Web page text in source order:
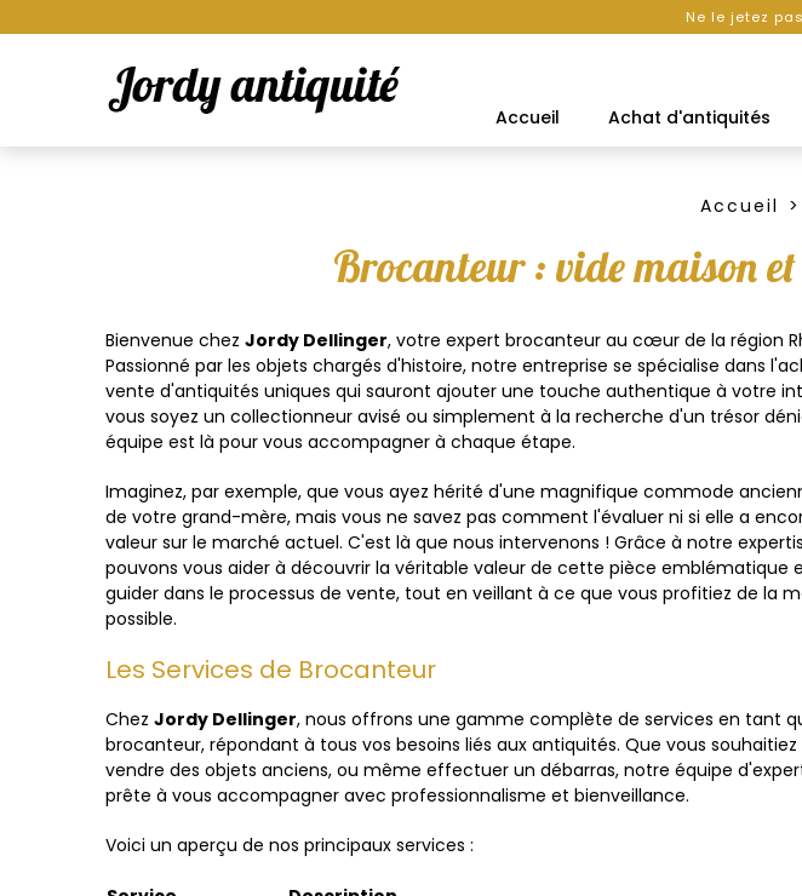
Ne le jetez
Accueil Achat d'antiquités
Accueil
Brocanteur : vide maison
Bienvenue chez Jordy Dellinger, votre expert brocanteur au cœur de la région
Passionné par les objets chargés d'histoire, notre entreprise se spécialise dans
vente d'antiquités uniques qui sauront ajouter une touche authentique à votre
vous soyez un collectionneur avisé ou simplement à la recherche d'un trésor
équipe est là pour vous accompagner à chaque étape.
Imaginez, par exemple, que vous ayez hérité d'une magnifique commode
de votre grand-mère, mais vous ne savez pas comment l'évaluer ni si elle a
valeur sur le marché actuel. C'est là que nous intervenons ! Grâce à notre
pouvons vous aider à découvrir la véritable valeur de cette pièce emblématique
guider dans le processus de vente, tout en veillant à ce que vous profitiez de la
possible.
Les Services de Brocanteur
Chez Jordy Dellinger, nous offrons une gamme complète de services en tant
brocanteur, répondant à tous vos besoins liés aux antiquités. Que vous
vendre des objets anciens, ou même effectuer un débarras, notre équipe
prête à vous accompagner avec professionnalisme et bienveillance.
Voici un aperçu de nos principaux services :